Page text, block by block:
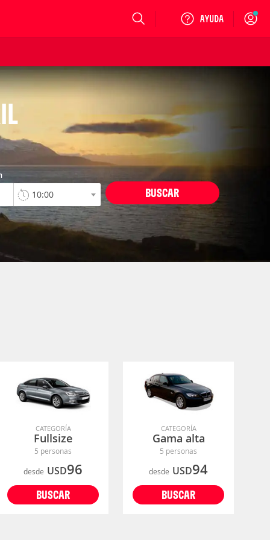
Login
BUSCAR
CATEGORÍA
Fullsize
5 personas
desde USD96
BUSCAR
CATEGORÍA
Gama alta
5 personas
desde USD94
BUSCAR